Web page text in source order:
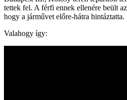
tettek fel. A férfi ennek ellenére beült
hogy a járművet előre-hátra hintáztatta.
Valahogy így: